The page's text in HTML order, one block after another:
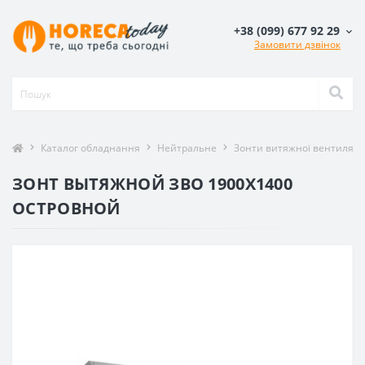
+38 (099) 677 92 29
Замовити дзвінок
Каталог обладнання Нейтральне Зонти витяжної вентиляції
ЗОНТ ВЫТЯЖНОЙ ЗВО 1900X1400
ОСТРОВНОЙ